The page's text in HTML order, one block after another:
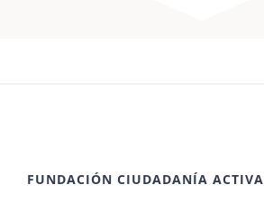
FUNDACIÓN CIUDADANÍA ACTIVA